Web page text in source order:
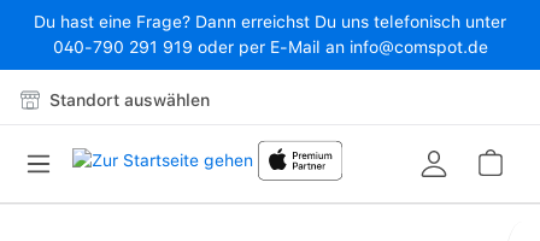
Zum Hauptinhalt springen
Du hast eine Frage? Dann erreichst Du uns telefonisch unter
040-790 291 919 oder per E-Mail an info@comspot.de
Standort auswählen